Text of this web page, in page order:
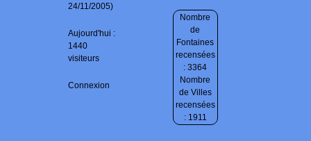
24/11/2005)
Aujourd'hui :
1440
visiteurs
Connexion
Nombre
de
Fontaines
recensées
: 3364
Nombre
de Villes
recensées
: 1911